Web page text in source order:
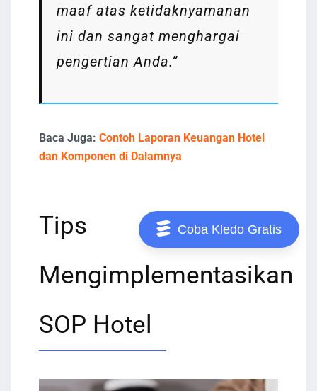
maaf atas ketidaknyamanan
ini dan sangat menghargai
pengertian Anda.”
Baca Juga: Contoh Laporan Keuangan Hotel
dan Komponen di Dalamnya
Tips
Mengimplementasikan
SOP Hotel
Coba Kledo Gratis